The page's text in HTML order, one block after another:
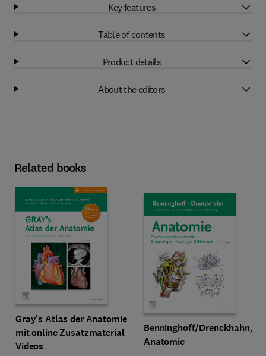
Key features
Table of contents
Product details
About the editors
Related books
Gray's Atlas der Anatomie
mit online Zusatzmaterial
Videos
Benninghoff/Drenckhahn,
Anatomie